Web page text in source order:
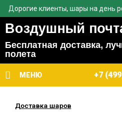
Дорогие клиенты, шары на день
Воздушный
Бесплатная доставка,
полета
МЕНЮ +7
Доставка шаров